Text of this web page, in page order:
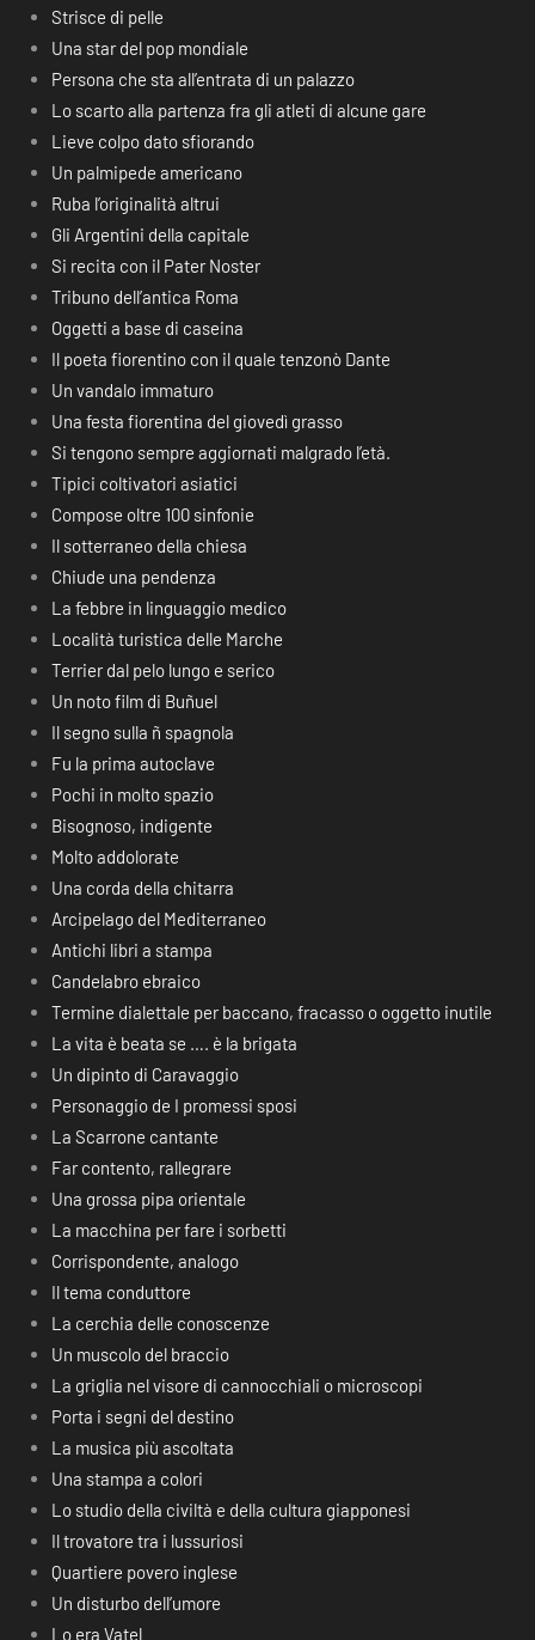
Strisce di pelle
Una star del pop mondiale
Persona che sta all’entrata di un palazzo
Lo scarto alla partenza fra gli atleti di alcune gare
Lieve colpo dato sfiorando
Un palmipede americano
Ruba l’originalità altrui
Gli Argentini della capitale
Si recita con il Pater Noster
Tribuno dell’antica Roma
Oggetti a base di caseina
Il poeta fiorentino con il quale tenzonò Dante
Un vandalo immaturo
Una festa fiorentina del giovedì grasso
Si tengono sempre aggiornati malgrado l’età.
Tipici coltivatori asiatici
Compose oltre 100 sinfonie
Il sotterraneo della chiesa
Chiude una pendenza
La febbre in linguaggio medico
Località turistica delle Marche
Terrier dal pelo lungo e serico
Un noto film di Buñuel
Il segno sulla ñ spagnola
Fu la prima autoclave
Pochi in molto spazio
Bisognoso, indigente
Molto addolorate
Una corda della chitarra
Arcipelago del Mediterraneo
Antichi libri a stampa
Candelabro ebraico
Termine dialettale per baccano, fracasso o oggetto inutile
La vita è beata se …. è la brigata
Un dipinto di Caravaggio
Personaggio de I promessi sposi
La Scarrone cantante
Far contento, rallegrare
Una grossa pipa orientale
La macchina per fare i sorbetti
Corrispondente, analogo
Il tema conduttore
La cerchia delle conoscenze
Un muscolo del braccio
La griglia nel visore di cannocchiali o microscopi
Porta i segni del destino
La musica più ascoltata
Una stampa a colori
Lo studio della civiltà e della cultura giapponesi
Il trovatore tra i lussuriosi
Quartiere povero inglese
Un disturbo dell’umore
Lo era Vatel